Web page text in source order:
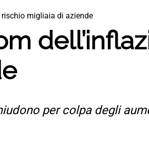
rischio migliaia di aziende
per colpa degli